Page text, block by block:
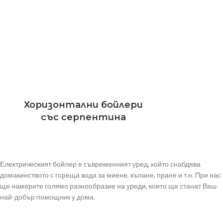
Хоризонтални бойлери
със серпентина
Електрическият бойлер е съвременният уред, който снабдява
домакинството с гореща вода за миене, къпане, пране и т.н. При нас
ще намерите голямо разнообразие на уреди, които ще станат Ваш
най-добър помощник у дома.